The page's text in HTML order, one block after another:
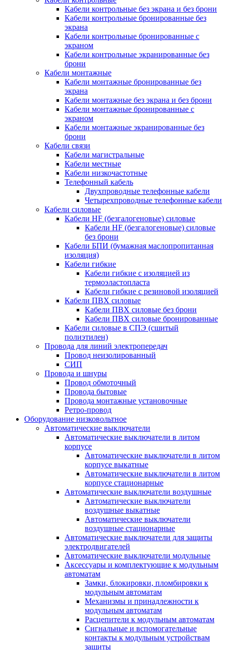
Кабели контрольные без экрана и без брони
Кабели контрольные бронированные без
экрана
Кабели контрольные бронированные с
экраном
Кабели контрольные экранированные без
брони
Кабели монтажные
Кабели монтажные бронированные без
экрана
Кабели монтажные без экрана и без брони
Кабели монтажные бронированные с
экраном
Кабели монтажные экранированные без
брони
Кабели связи
Кабели магистральные
Кабели местные
Кабели низкочастотные
Телефонный кабель
Двухпроводные телефонные кабели
Четырехпроводные телефонные кабели
Кабели силовые
Кабели HF (безгалогеновые) силовые
Кабели HF (безгалогеновые) силовые
без брони
Кабели БПИ (бумажная маслопропитанная
изоляция)
Кабели гибкие
Кабели гибкие с изоляцией из
термоэластопласта
Кабели гибкие с резиновой изоляцией
Кабели ПВХ силовые
Кабели ПВХ силовые без брони
Кабели ПВХ силовые бронированные
Кабели силовые в СПЭ (сшитый
полиэтилен)
Провода для линий электропередач
Провод неизолированный
СИП
Провода и шнуры
Провод обмоточный
Провода бытовые
Провода монтажные установочные
Ретро-провод
Оборудование низковольтное
Автоматические выключатели
Автоматические выключатели в литом
корпусе
Автоматические выключатели в литом
корпусе выкатные
Автоматические выключатели в литом
корпусе стационарные
Автоматические выключатели воздушные
Автоматические выключатели
воздушные выкатные
Автоматические выключатели
воздушные стационарные
Автоматические выключатели для защиты
электродвигателей
Автоматические выключатели модульные
Аксессуары и комплектующие к модульным
автоматам
Замки, блокировки, пломбировки к
модульным автоматам
Механизмы и принадлежности к
модульным автоматам
Расцепители к модульным автоматам
Сигнальные и вспомогательные
контакты к модульным устройствам
защиты